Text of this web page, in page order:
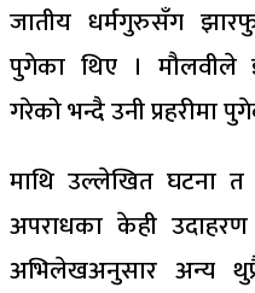
जातीय धर्मगुरुसँग
पुगेका थिए । मौलवीले
गरेको भन्दै उनी प्रहरीमा
माथि उल्लेखित घटना
अपराधका केही उदाहरण
अभिलेखअनुसार अन्य